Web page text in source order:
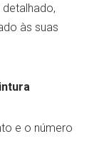
às suas
e o número